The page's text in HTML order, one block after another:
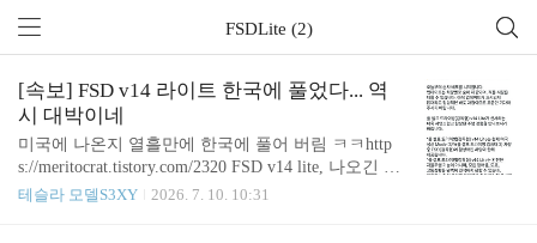
FSDLite (2)
[속보] FSD v14 라이트 한국에 풀었다... 역
시 대박이네
미국에 나온지 열흘만에 한국에 풀어 버림 ㅋㅋhttp
s://meritocrat.tistory.com/2320 FSD v14 lite, 나오긴 했
는데 모델s/x는 버림 ㅋㅋㅋㅋㅋ6월 말까지 구형 하
테슬라 모델S3XY 2026. 7. 10. 10:31